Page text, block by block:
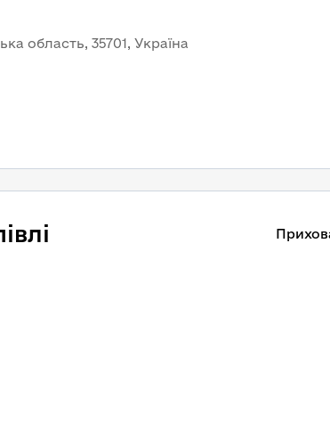
область, 35701, Україна